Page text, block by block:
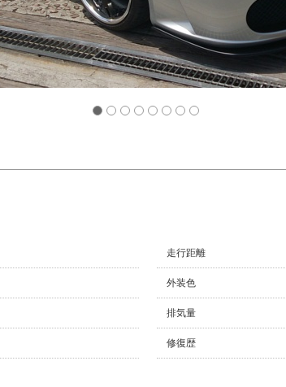
走行距離
外装色
排気量
修復歴